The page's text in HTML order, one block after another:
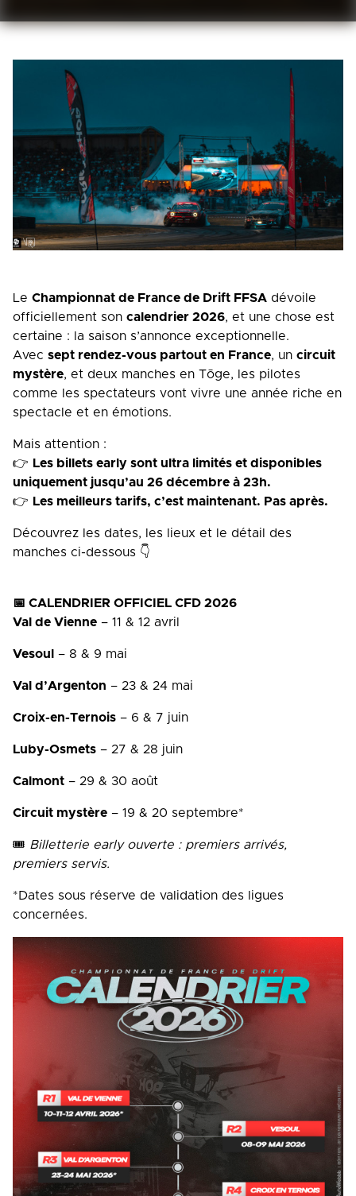
Le Championnat de France de Drift FFSA dévoile
officiellement son calendrier 2026, et une chose est
certaine : la saison s’annonce exceptionnelle.
Avec sept rendez-vous partout en France, un circuit
mystère, et deux manches en Tōge, les pilotes
comme les spectateurs vont vivre une année riche en
spectacle et en émotions.
Mais attention :
👉 Les billets early sont ultra limités et disponibles
uniquement jusqu’au 26 décembre à 23h.
👉 Les meilleurs tarifs, c’est maintenant. Pas après.
Découvrez les dates, les lieux et le détail des
manches ci-dessous 👇
📅 CALENDRIER OFFICIEL CFD 2026
Val de Vienne – 11 & 12 avril
Vesoul – 8 & 9 mai
Val d’Argenton – 23 & 24 mai
Croix-en-Ternois – 6 & 7 juin
Luby-Osmets – 27 & 28 juin
Calmont – 29 & 30 août
Circuit mystère – 19 & 20 septembre*
🎟️ Billetterie early ouverte : premiers arrivés,
premiers servis.
*Dates sous réserve de validation des ligues
concernées.